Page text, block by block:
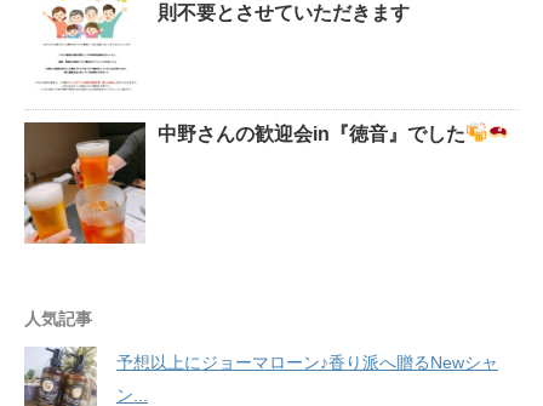
則不要とさせていただきます
中野さんの歓迎会in『徳音』でした
人気記事
予想以上にジョーマローン♪香り派へ贈るNewシャ
ン...